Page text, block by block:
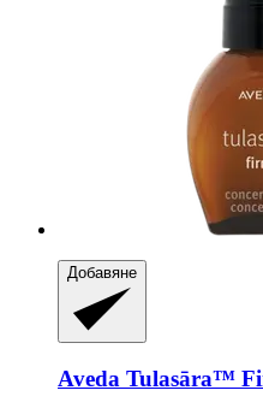
Добавяне
Aveda Tulasāra™